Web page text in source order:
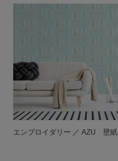
エンブロイダリー ／ AZU 壁紙